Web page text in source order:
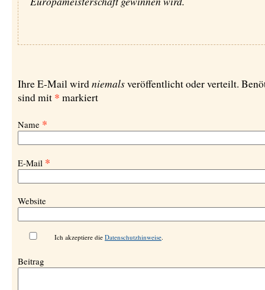
Ihre E-Mail wirdniemalsveröffentlicht oder verteilt.
sind mit * markiert
Name *
E-Mail *
Website
Ich akzeptiere die Datenschutzhinweise.
Beitrag